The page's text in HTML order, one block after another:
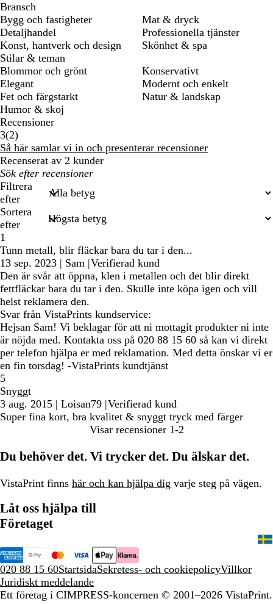
Bransch
Bygg och fastigheter
Detaljhandel
Konst, hantverk och design
Mat & dryck
Professionella tjänster
Skönhet & spa
Stilar & teman
Blommor och grönt
Elegant
Fet och färgstarkt
Humor & skoj
Konservativt
Modernt och enkelt
Natur & landskap
Recensioner
3(22
recensioner
)
Så här samlar vi in och presenterar recensioner
Recenserat av 2 kunder
Mina
inmatade
sökningar
Filtrera
efter
Sortera
efter
1
Tunn metall, blir fläckar bara du tar i den...
13 sep. 2023 | Sam |Verifierad kund
Den är svår att öppna, klen i metallen och det blir direkt
fettfläckar bara du tar i den. Skulle inte köpa igen och vill
helst reklamera den.
Svar från VistaPrints kundservice:
Hejsan Sam! Vi beklagar för att ni mottagit produkter ni inte
är nöjda med. Kontakta oss på 020 88 15 60 så kan vi direkt
per telefon hjälpa er med reklamation. Med detta önskar vi er
en fin torsdag! -VistaPrints kundtjänst
5
Snyggt
3 aug. 2015 | Loisan79 |Verifierad kund
Super fina kort, bra kvalitet & snyggt tryck med färger
Visar recensioner 1-2
Du behöver det. Vi trycker det. Du älskar det.
VistaPrint finns här och kan hjälpa dig varje steg på vägen.
Låt oss hjälpa till
Företaget
020 88 15 60StartsidaSekretess- och cookiepolicyVillkor
Juridiskt meddelande
Ett företag i CIMPRESS-koncernen © 2001–2026 VistaPrint.